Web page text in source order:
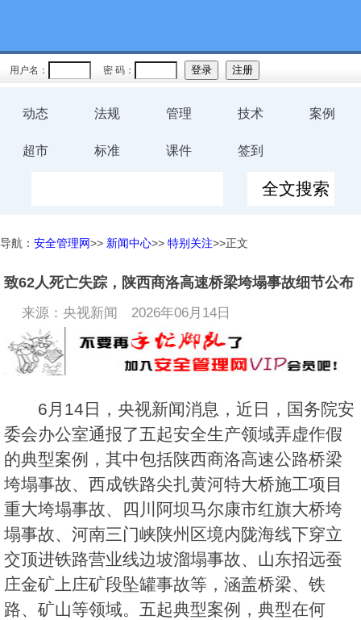
用户名： 密 码：
动态 法规 管理 技术 案例
超市 标准 课件 签到
导航： 安全管理网>> 新闻中心>> 特别关注>>正文
致62人死亡失踪，陕西商洛高速桥梁垮塌事故细节公布
来源：央视新闻 2026年06月14日
6月14日，央视新闻消息，近日，国务院安
委会办公室通报了五起安全生产领域弄虚作假
的典型案例，其中包括陕西商洛高速公路桥梁
垮塌事故、西成铁路尖扎黄河特大桥施工项目
重大垮塌事故、四川阿坝马尔康市红旗大桥垮
塌事故、河南三门峡陕州区境内陇海线下穿立
交顶进铁路营业线边坡溜塌事故、山东招远蚕
庄金矿上庄矿段坠罐事故等，涵盖桥梁、铁
路、矿山等领域。五起典型案例，典型在何